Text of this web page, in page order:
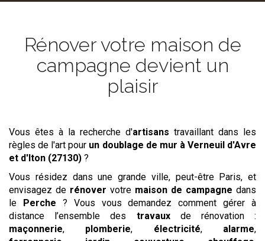
Rénover votre maison de
campagne devient un
plaisir
Vous êtes à la recherche d'artisans travaillant dans les
règles de l'art pour un doublage de mur à Verneuil d'Avre
et d'Iton (27130) ?
Vous résidez dans une grande ville, peut-être Paris, et
envisagez de rénover votre maison de campagne dans
le Perche ? Vous vous demandez comment gérer à
distance l’ensemble des travauxde rénovation :
maçonnerie, plomberie, électricité, alarme,